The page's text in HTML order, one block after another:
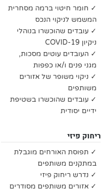
✓ חומר חיטוי ברמה מסחרית
המשמש לניקוי הנכס
✓ עובדים שהוכשרו בנוהלי
ניקיון COVID-19
✓ העובדים עוטים מסכות,
מגני פנים ו/או כפפות
✓ ניקוי משופר של אזורים
משותפים
✓ עובדים שהוכשרו בשטיפת
ידיים יסודית
ריחוק פיזי
✓ תפוסת האורחים מוגבלת
במתקנים משותפים
✓ נדרש ריחוק פיזי
✓ אזורים משותפים מסודרים